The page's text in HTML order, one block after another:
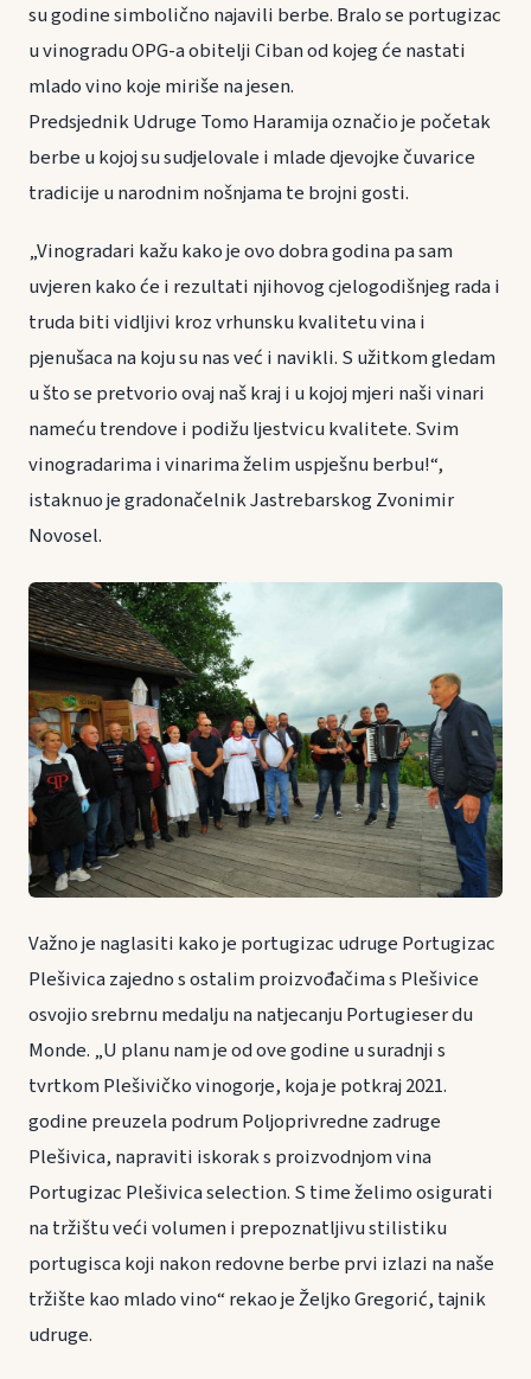
su godine simbolično najavili berbe. Bralo se portugizac
u vinogradu OPG-a obitelji Ciban od kojeg će nastati
mlado vino koje miriše na jesen.
Predsjednik Udruge Tomo Haramija označio je početak
berbe u kojoj su sudjelovale i mlade djevojke čuvarice
tradicije u narodnim nošnjama te brojni gosti.
„Vinogradari kažu kako je ovo dobra godina pa sam
uvjeren kako će i rezultati njihovog cjelogodišnjeg rada i
truda biti vidljivi kroz vrhunsku kvalitetu vina i
pjenušaca na koju su nas već i navikli. S užitkom gledam
u što se pretvorio ovaj naš kraj i u kojoj mjeri naši vinari
nameću trendove i podižu ljestvicu kvalitete. Svim
vinogradarima i vinarima želim uspješnu berbu!“,
istaknuo je gradonačelnik Jastrebarskog Zvonimir
Novosel.
Važno je naglasiti kako je portugizac udruge Portugizac
Plešivica zajedno s ostalim proizvođačima s Plešivice
osvojio srebrnu medalju na natjecanju Portugieser du
Monde. „U planu nam je od ove godine u suradnji s
tvrtkom Plešivičko vinogorje, koja je potkraj 2021.
godine preuzela podrum Poljoprivredne zadruge
Plešivica, napraviti iskorak s proizvodnjom vina
Portugizac Plešivica selection. S time želimo osigurati
na tržištu veći volumen i prepoznatljivu stilistiku
portugisca koji nakon redovne berbe prvi izlazi na naše
tržište kao mlado vino“ rekao je Željko Gregorić, tajnik
udruge.